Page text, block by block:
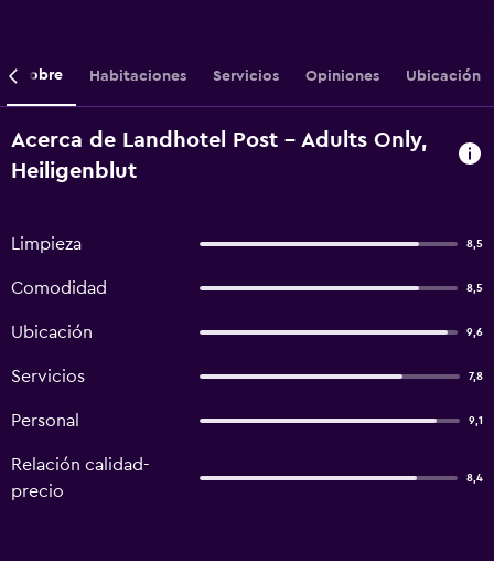
Sobre Habitaciones Servicios Opiniones Ubicación
Acerca de Landhotel Post - Adults Only,
Heiligenblut
Limpieza 8,5
Comodidad 8,5
Ubicación 9,6
Servicios 7,8
Personal 9,1
Relación calidad-
precio
8,4